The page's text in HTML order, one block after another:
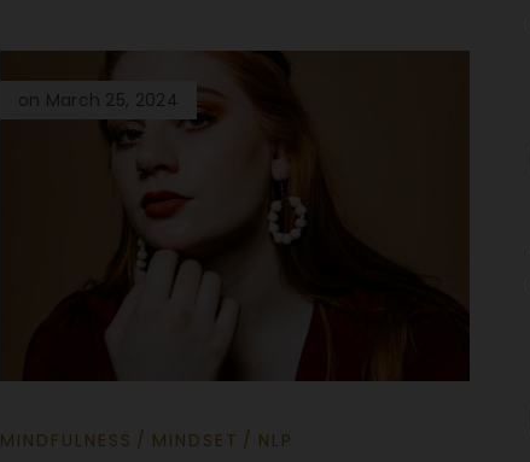
on March 25, 2024
MINDFULNESS MINDSET NLP